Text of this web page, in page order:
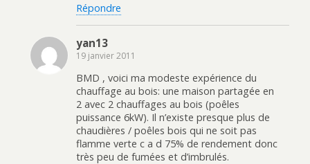
Répondre
yan13
19 janvier 2011
BMD , voici ma modeste expérience du
chauffage au bois: une maison partagée en
2 avec 2 chauffages au bois (poêles
puissance 6kW). Il n’existe presque plus de
chaudières / poêles bois qui ne soit pas
flamme verte c a d 75% de rendement donc
très peu de fumées et d’imbrulés.